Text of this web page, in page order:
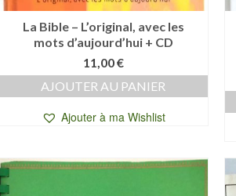
La Bible – L’original, avec les
mots d’aujourd’hui + CD
11,00€
AJOUTER AU PANIER
Ajouter à ma Wishlist